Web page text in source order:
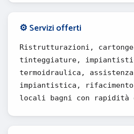
⚙️ Servizi offerti
Ristrutturazioni,
tinteggiature,
termoidraulica, assistenza
impiantistica, rifacimento
locali bagni con rapidità